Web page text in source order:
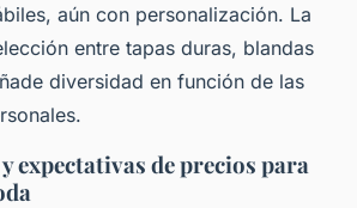
aún con personalización. La
entre tapas duras, blandas
diversidad en función de las
expectativas de precios para